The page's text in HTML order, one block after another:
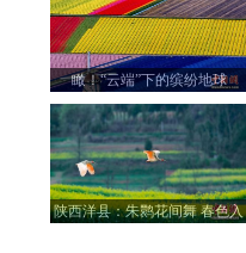
瞰！“云端”下的缤纷地球
陕西洋县：朱鹮花间舞 春色入